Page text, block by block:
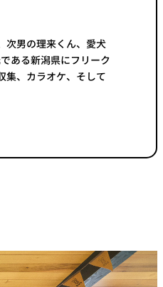
次男の理来くん、愛犬
ある新潟県にフリーク
集、カラオケ、そして